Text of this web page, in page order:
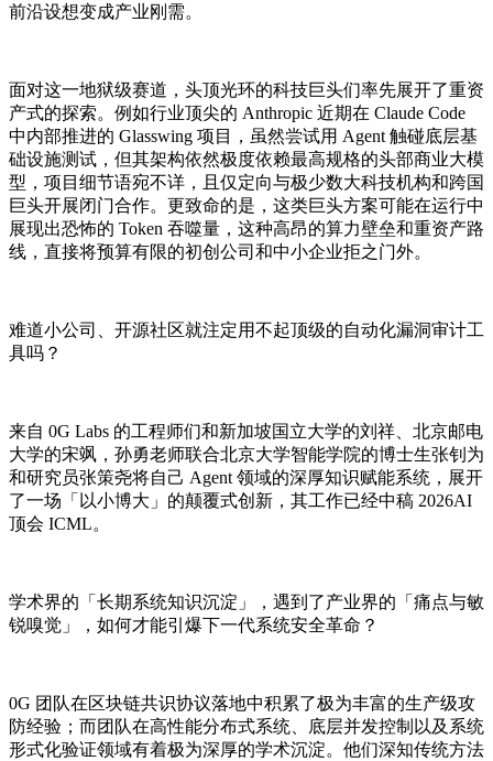
前沿设想变成产业刚需。
面对这一地狱级赛道，头顶光环的科技巨头们率先展开了重资
产式的探索。例如行业顶尖的 Anthropic 近期在 Claude Code
中内部推进的 Glasswing 项目，虽然尝试用 Agent 触碰底层基
础设施测试，但其架构依然极度依赖最高规格的头部商业大模
型，项目细节语宛不详，且仅定向与极少数大科技机构和跨国
巨头开展闭门合作。更致命的是，这类巨头方案可能在运行中
展现出恐怖的 Token 吞噬量，这种高昂的算力壁垒和重资产路
线，直接将预算有限的初创公司和中小企业拒之门外。
难道小公司、开源社区就注定用不起顶级的自动化漏洞审计工
具吗？
来自 0G Labs 的工程师们和新加坡国立大学的刘祥、北京邮电
大学的宋飒，孙勇老师联合北京大学智能学院的博士生张钊为
和研究员张策尧将自己 Agent 领域的深厚知识赋能系统，展开
了一场「以小博大」的颠覆式创新，其工作已经中稿 2026AI
顶会 ICML。
学术界的「长期系统知识沉淀」，遇到了产业界的「痛点与敏
锐嗅觉」，如何才能引爆下一代系统安全革命？
0G 团队在区块链共识协议落地中积累了极为丰富的生产级攻
防经验；而团队在高性能分布式系统、底层并发控制以及系统
形式化验证领域有着极为深厚的学术沉淀。他们深知传统方法